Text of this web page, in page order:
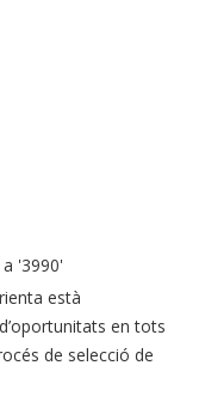
'3990'
està
en tots
de selecció de